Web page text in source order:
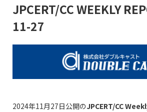
JPCERT/CC WEEKLY
11-27
2024年11月27日公開のJPCERT/CC